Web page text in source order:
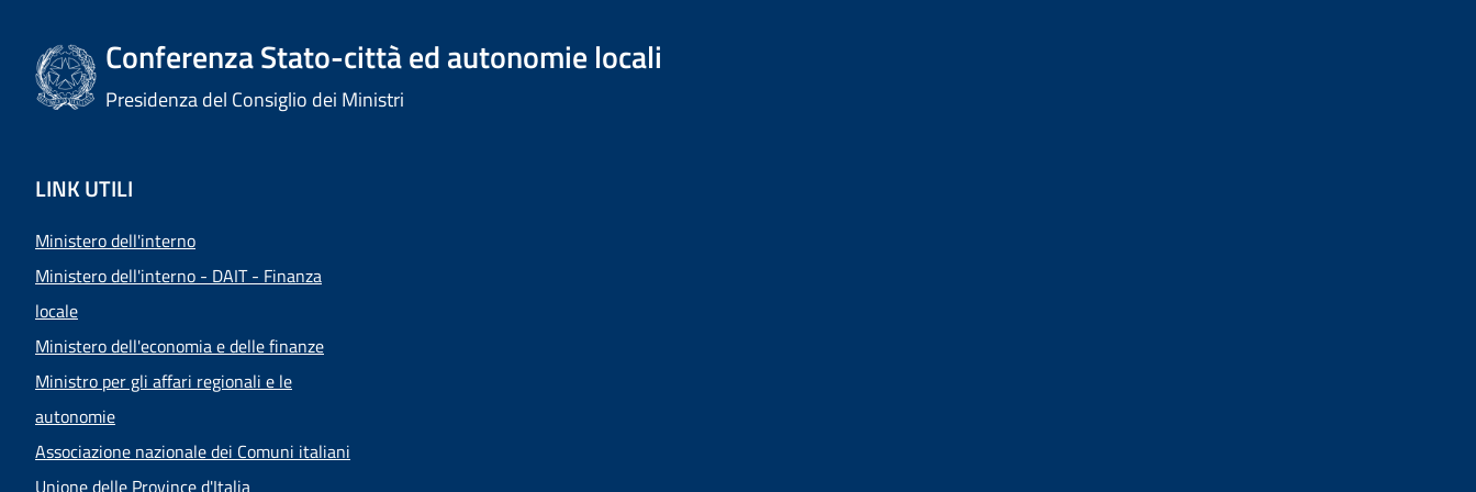
Conferenza Stato-città ed autonomie locali
Presidenza del Consiglio dei Ministri
LINK UTILI
Ministero dell'interno
Ministero dell'interno - DAIT - Finanza
locale
Ministero dell'economia e delle finanze
Ministro per gli affari regionali e le
autonomie
Associazione nazionale dei Comuni italiani
Unione delle Province d'Italia